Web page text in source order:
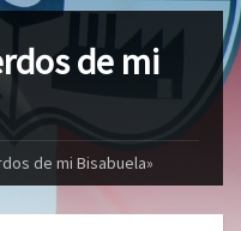
de mi
de mi Bisabuela»